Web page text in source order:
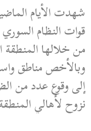
شهدت الأيام
قوات النظام
من خلالها المنطقة
وبالأخص مناطق
إلى وقوع عدد من
نزوح لأهالي المنطقة.